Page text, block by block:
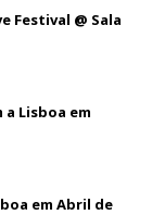
Festival @ Sala
a Lisboa em
em Abril de